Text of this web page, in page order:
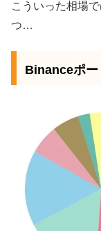
こういった相場
つ…
Binanceポー